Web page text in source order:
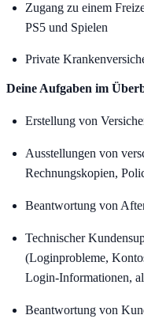
Zugang zu einem
PS5 und Spielen
Private
Deine Aufgaben im
Erstellung von
Ausstellungen von
Rechnungskopien,
Beantwortung von
Technischer
(Loginprobleme,
Login-Informationen,
Beantwortung von